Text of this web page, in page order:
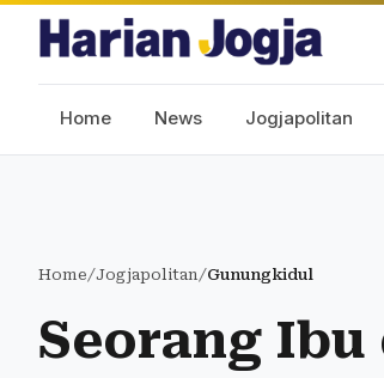
Home News Jogjapolitan
Home/Jogjapolitan/Gunungkidul
Seorang